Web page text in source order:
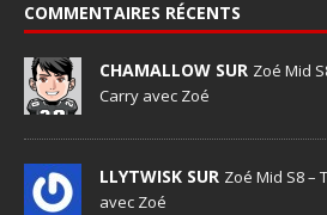
COMMENTAIRES RÉCENTS
CHAMALLOW SUR Zoé Mid
Carry avec Zoé
LLYTWISK SUR Zoé Mid S8 –
avec Zoé